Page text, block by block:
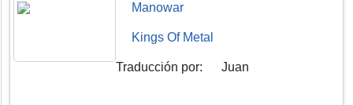
Manowar
Kings Of Metal
Traducción por: Juan